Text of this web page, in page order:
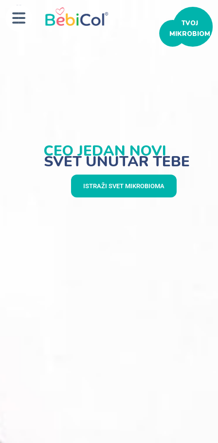
ТVOJ
MIKROBIOM
CEO JEDAN NOVI
SVET UNUTAR TEBE
ISTRAŽI SVET MIKROBIOMA